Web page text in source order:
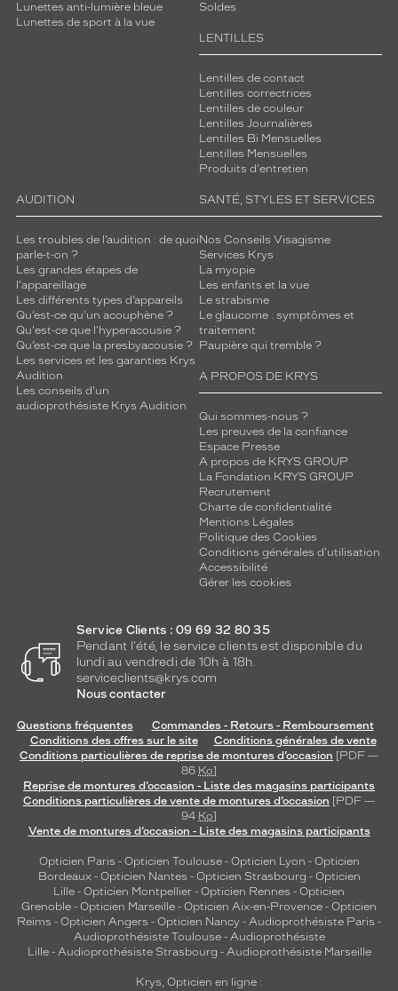
Lunettes anti-lumière bleue
Lunettes de sport à la vue
Soldes
LENTILLES
Lentilles de contact
Lentilles correctrices
Lentilles de couleur
Lentilles Journalières
Lentilles Bi Mensuelles
Lentilles Mensuelles
Produits d'entretien
AUDITION
Les troubles de l’audition : de quoi
parle-t-on ?
Les grandes étapes de
l'appareillage
Les différents types d’appareils
Qu’est-ce qu'un acouphène ?
Qu'est-ce que l'hyperacousie ?
Qu’est-ce que la presbyacousie ?
Les services et les garanties Krys
Audition
Les conseils d'un
audioprothésiste Krys Audition
SANTÉ, STYLES ET SERVICES
Nos Conseils Visagisme
Services Krys
La myopie
Les enfants et la vue
Le strabisme
Le glaucome : symptômes et
traitement
Paupière qui tremble ?
A PROPOS DE KRYS
Qui sommes-nous ?
Les preuves de la confiance
Espace Presse
A propos de KRYS GROUP
La Fondation KRYS GROUP
Recrutement
Charte de confidentialité
Mentions Légales
Politique des Cookies
Conditions générales d'utilisation
Accessibilité
Gérer les cookies
Service Clients : 09 69 32 80 35
Pendant l'été, le service clients est disponible du
lundi au vendredi de 10h à 18h.
serviceclients@krys.com
Nous contacter
Questions fréquentes
Commandes - Retours - Remboursement
Conditions des offres sur le site
Conditions générales de vente
Conditions particulières de reprise de montures d’occasion [PDF —
86 Ko]
Reprise de montures d’occasion - Liste des magasins participants
Conditions particulières de vente de montures d’occasion [PDF —
94 Ko]
Vente de montures d’occasion - Liste des magasins participants
Opticien Paris - Opticien Toulouse- Opticien Lyon - Opticien
Bordeaux- Opticien Nantes - Opticien Strasbourg - Opticien
Lille - Opticien Montpellier - Opticien Rennes - Opticien
Grenoble - Opticien Marseille - Opticien Aix-en-Provence - Opticien
Reims - Opticien Angers - Opticien Nancy - Audioprothésiste Paris -
Audioprothésiste Toulouse- Audioprothésiste
Lille- Audioprothésiste Strasbourg - Audioprothésiste Marseille
Krys, Opticien en ligne :